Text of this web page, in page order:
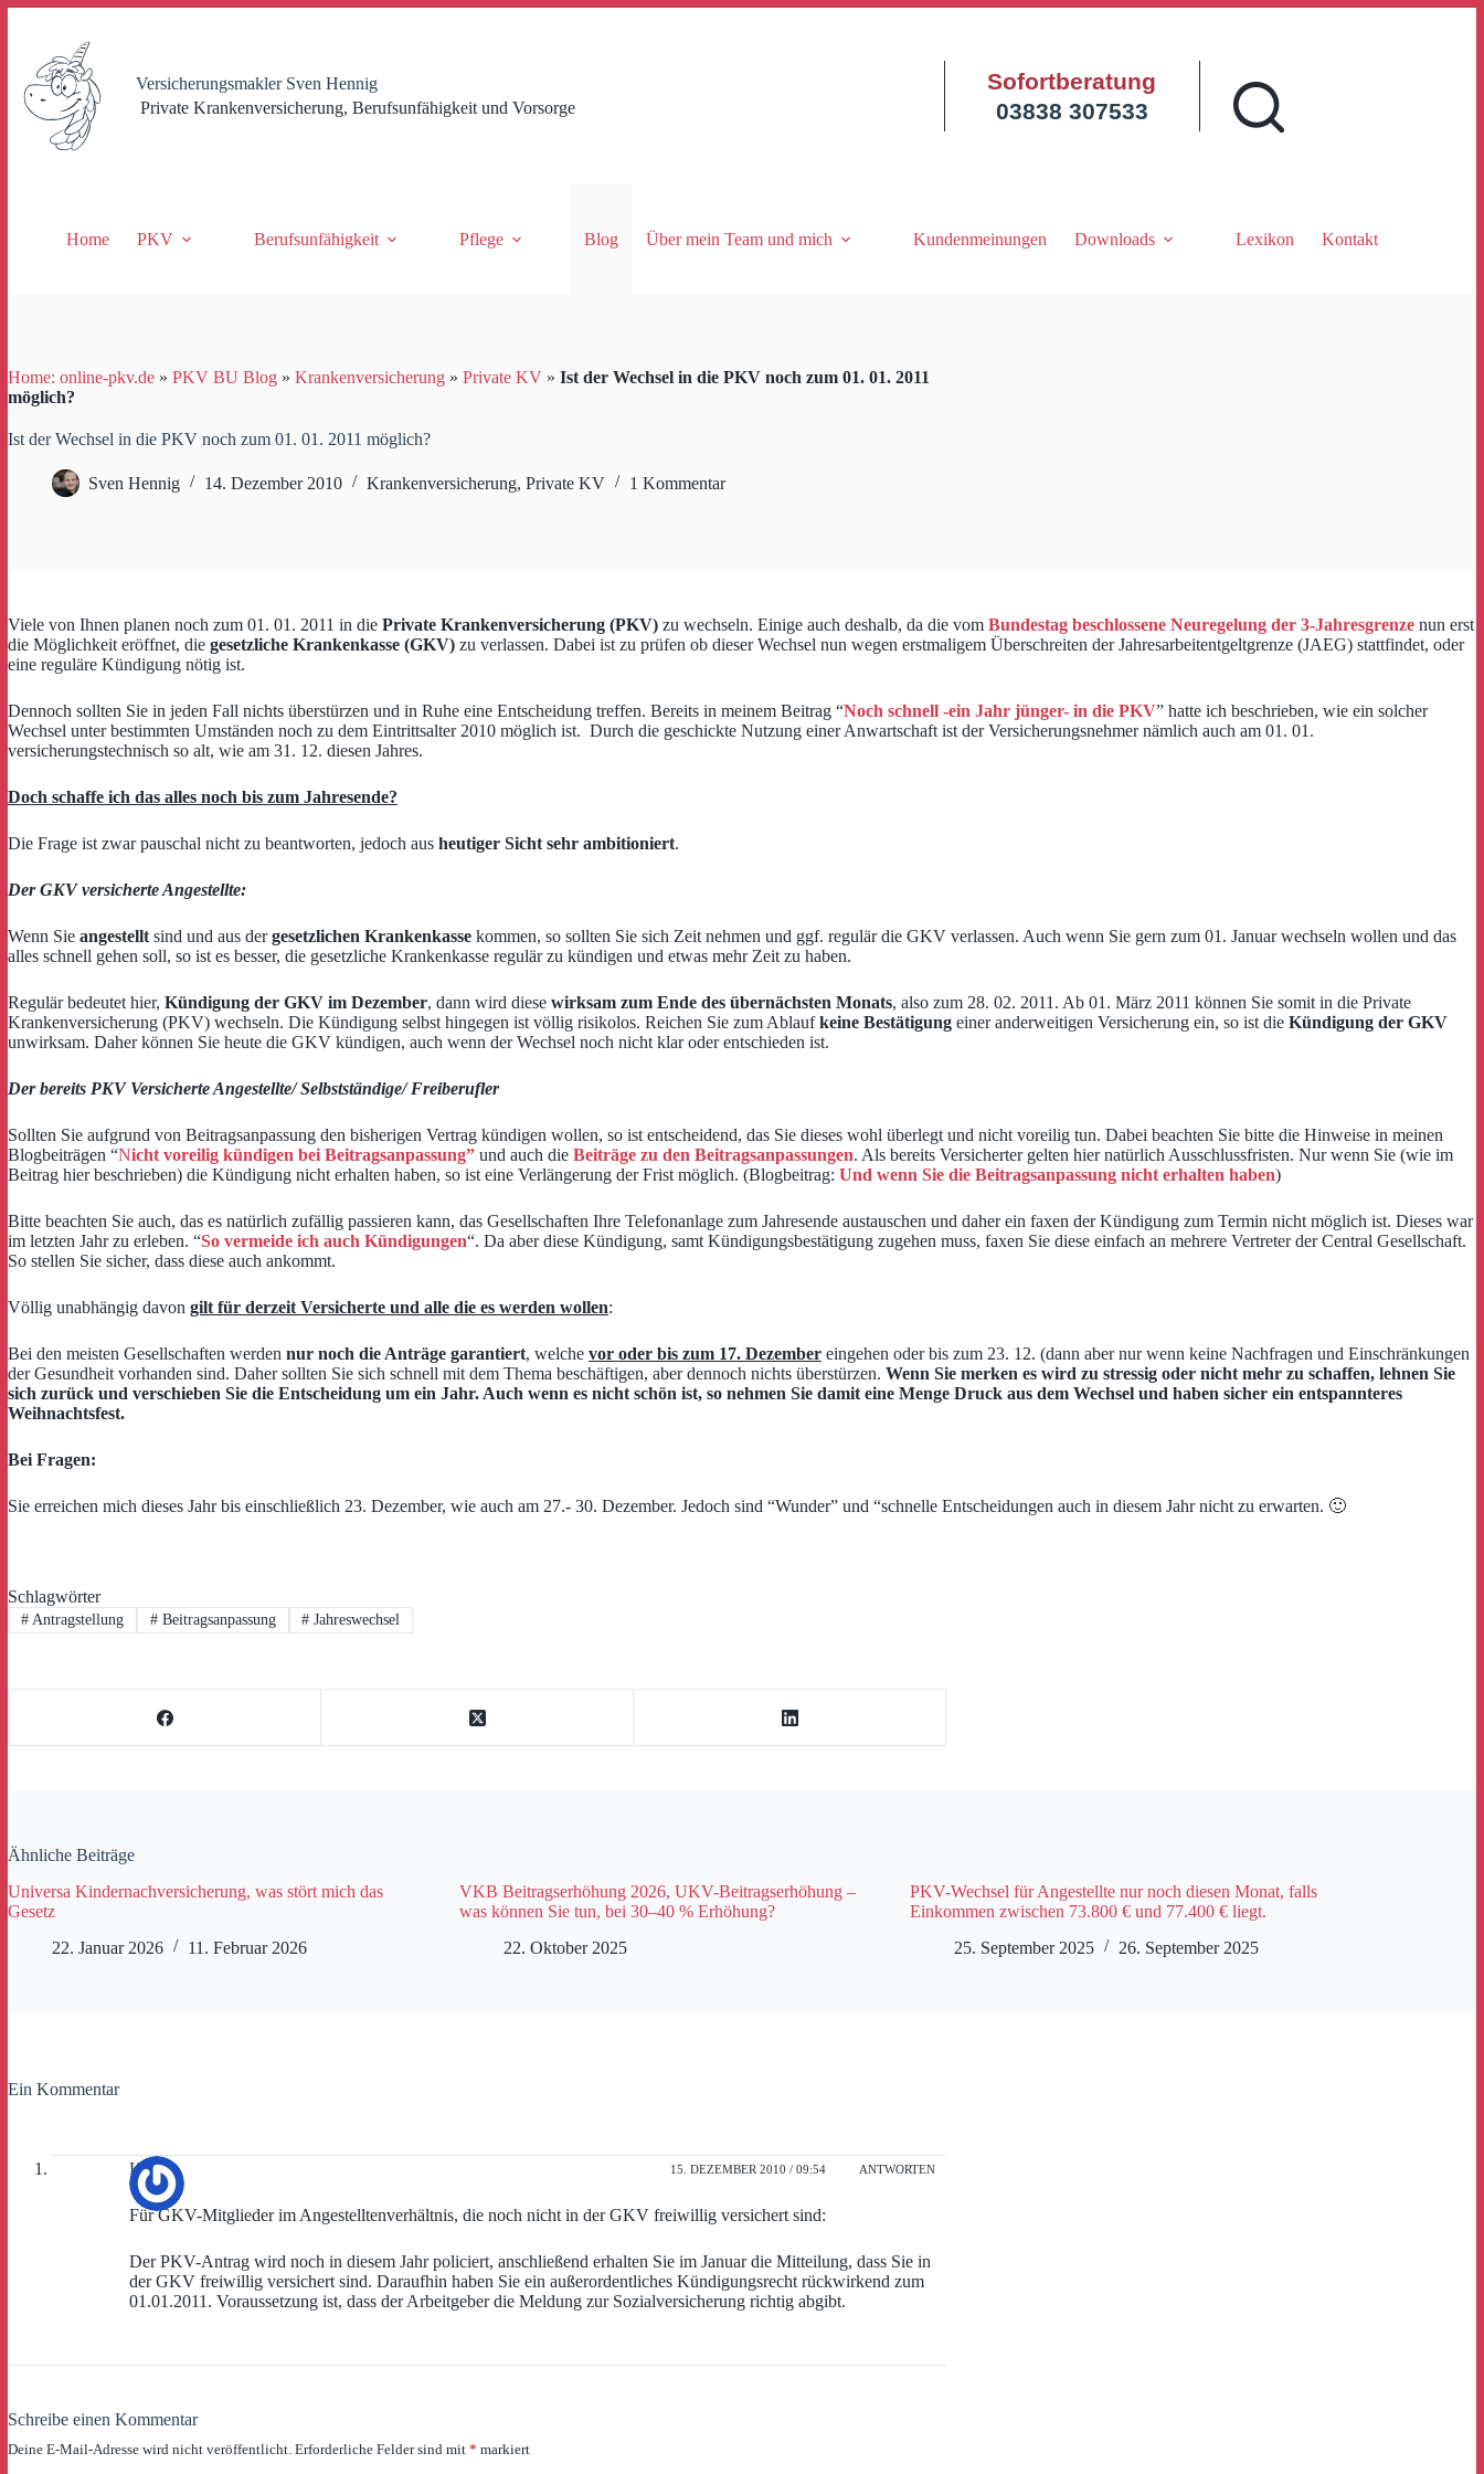
springen
Versicherungsmakler Sven Hennig
Private Krankenversicherung, Berufsunfähigkeit und Vorsorge
Sofortberatung
03838 307533
Home PKV Berufsunfähigkeit Pflege Blog Über mein Team und mich Kundenmeinungen Downloads Lexikon Kontakt
Home: online-pkv.de » PKV BU Blog » Krankenversicherung » Private KV » Ist der Wechsel in die PKV noch zum 01. 01. 2011
möglich?
Ist der Wechsel in die PKV noch zum 01. 01. 2011 möglich?
Sven Hennig 14. Dezember 2010 Krankenversicherung, Private KV 1 Kommentar
Viele von Ihnen planen noch zum 01. 01. 2011 in die Private Krankenversicherung (PKV) zu wechseln. Einige auch deshalb, da die vom Bundestag beschlossene Neuregelung der 3-Jahresgrenze nun erst
die Möglichkeit eröffnet, die gesetzliche Krankenkasse (GKV) zu verlassen. Dabei ist zu prüfen ob dieser Wechsel nun wegen erstmaligem Überschreiten der Jahresarbeitentgeltgrenze (JAEG) stattfindet, oder
eine reguläre Kündigung nötig ist.
Dennoch sollten Sie in jeden Fall nichts überstürzen und in Ruhe eine Entscheidung treffen. Bereits in meinem Beitrag “Noch schnell -ein Jahr jünger- in die PKV” hatte ich beschrieben, wie ein solcher
Wechsel unter bestimmten Umständen noch zu dem Eintrittsalter 2010 möglich ist. Durch die geschickte Nutzung einer Anwartschaft ist der Versicherungsnehmer nämlich auch am 01. 01.
versicherungstechnisch so alt, wie am 31. 12. diesen Jahres.
Doch schaffe ich das alles noch bis zum Jahresende?
Die Frage ist zwar pauschal nicht zu beantworten, jedoch aus heutiger Sicht sehr ambitioniert.
Der GKV versicherte Angestellte:
Wenn Sie angestellt sind und aus dergesetzlichen Krankenkasse kommen, so sollten Sie sich Zeit nehmen und ggf. regulär die GKV verlassen. Auch wenn Sie gern zum 01. Januar wechseln wollen und das
alles schnell gehen soll, so ist es besser, die gesetzliche Krankenkasse regulär zu kündigen und etwas mehr Zeit zu haben.
Regulär bedeutet hier, Kündigung der GKV im Dezember, dann wird diese wirksam zum Ende des übernächsten Monats, also zum 28. 02. 2011. Ab 01. März 2011 können Sie somit in die Private
Krankenversicherung (PKV) wechseln. Die Kündigung selbst hingegen ist völlig risikolos. Reichen Sie zum Ablaufkeine Bestätigung einer anderweitigen Versicherung ein, so ist die Kündigung der GKV
unwirksam. Daher können Sie heute die GKV kündigen, auch wenn der Wechsel noch nicht klar oder entschieden ist.
Der bereits PKV Versicherte Angestellte/ Selbstständige/ Freiberufler
Sollten Sie aufgrund von Beitragsanpassung den bisherigen Vertrag kündigen wollen, so ist entscheidend, das Sie dieses wohl überlegt und nicht voreilig tun. Dabei beachten Sie bitte die Hinweise in meinen
Blogbeiträgen “Nicht voreilig kündigen bei Beitragsanpassung” und auch die Beiträge zu den Beitragsanpassungen. Als bereits Versicherter gelten hier natürlich Ausschlussfristen. Nur wenn Sie (wie im
Beitrag hier beschrieben) die Kündigung nicht erhalten haben, so ist eine Verlängerung der Frist möglich. (Blogbeitrag: Und wenn Sie die Beitragsanpassung nicht erhalten haben)
Bitte beachten Sie auch, das es natürlich zufällig passieren kann, das Gesellschaften Ihre Telefonanlage zum Jahresende austauschen und daher ein faxen der Kündigung zum Termin nicht möglich ist. Dieses war
im letzten Jahr zu erleben. “So vermeide ich auch Kündigungen“. Da aber diese Kündigung, samt Kündigungsbestätigung zugehen muss, faxen Sie diese einfach an mehrere Vertreter der Central Gesellschaft.
So stellen Sie sicher, dass diese auch ankommt.
Völlig unabhängig davon gilt für derzeit Versicherte und alle die es werden wollen:
Bei den meisten Gesellschaften werden nur noch die Anträge garantiert, welche vor oder bis zum 17. Dezember eingehen oder bis zum 23. 12. (dann aber nur wenn keine Nachfragen und Einschränkungen
der Gesundheit vorhanden sind. Daher sollten Sie sich schnell mit dem Thema beschäftigen, aber dennoch nichts überstürzen. Wenn Sie merken es wird zu stressig oder nicht mehr zu schaffen, lehnen Sie
sich zurück und verschieben Sie die Entscheidung um ein Jahr. Auch wenn es nicht schön ist, so nehmen Sie damit eine Menge Druck aus dem Wechsel und haben sicher ein entspannteres
Weihnachtsfest.
Bei Fragen:
Sie erreichen mich dieses Jahr bis einschließlich 23. Dezember, wie auch am 27.- 30. Dezember. Jedoch sind “Wunder” und “schnelle Entscheidungen auch in diesem Jahr nicht zu erwarten. 🙂
Schlagwörter
#Antragstellung #Beitragsanpassung # Jahreswechsel
Ähnliche Beiträge
Universa Kindernachversicherung, was stört mich das
Gesetz
22. Januar 2026
11. Februar 2026
VKB Beitragserhöhung 2026, UKV-Beitragserhöhung –
was können Sie tun, bei 30–40 % Erhöhung?
22. Oktober 2025
PKV-Wechsel für Angestellte nur noch diesen Monat, falls
Einkommen zwischen 73.800 € und 77.400 € liegt.
25. September 2025
26. September 2025
Ein Kommentar
Kai 15. DEZEMBER 2010 / 09:54 ANTWORTEN
Für GKV-Mitglieder im Angestelltenverhältnis, die noch nicht in der GKV freiwillig versichert sind:
Der PKV-Antrag wird noch in diesem Jahr policiert, anschließend erhalten Sie im Januar die Mitteilung, dass Sie in
der GKV freiwillig versichert sind. Daraufhin haben Sie ein außerordentliches Kündigungsrecht rückwirkend zum
01.01.2011. Voraussetzung ist, dass der Arbeitgeber die Meldung zur Sozialversicherung richtig abgibt.
Schreibe einen Kommentar
Deine E-Mail-Adresse wird nicht veröffentlicht. Erforderliche Felder sind mit * markiert